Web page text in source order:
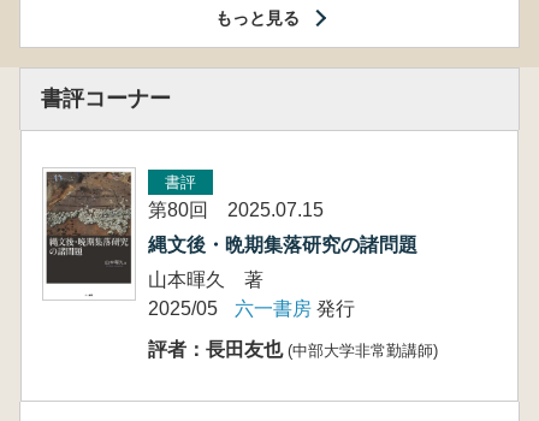
もっと見る
書評コーナー
書評
第80回 2025.07.15
縄文後・晩期集落研究の諸問題
山本暉久 著
2025/05
六一書房 発行
評者：長田友也 (中部大学非常勤講師)